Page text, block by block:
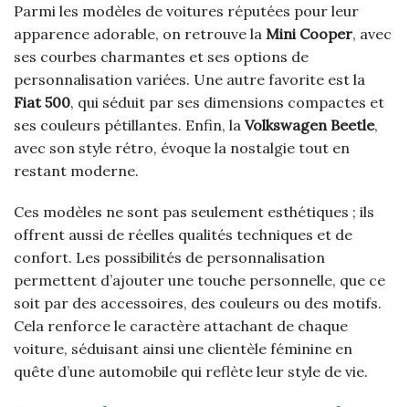
Parmi les modèles de voitures réputées pour leur
apparence adorable, on retrouve la Mini Cooper, avec
ses courbes charmantes et ses options de
personnalisation variées. Une autre favorite est la
Fiat 500, qui séduit par ses dimensions compactes et
ses couleurs pétillantes. Enfin, la Volkswagen Beetle,
avec son style rétro, évoque la nostalgie tout en
restant moderne.
Ces modèles ne sont pas seulement esthétiques ; ils
offrent aussi de réelles qualités techniques et de
confort. Les possibilités de personnalisation
permettent d’ajouter une touche personnelle, que ce
soit par des accessoires, des couleurs ou des motifs.
Cela renforce le caractère attachant de chaque
voiture, séduisant ainsi une clientèle féminine en
quête d’une automobile qui reflète leur style de vie.